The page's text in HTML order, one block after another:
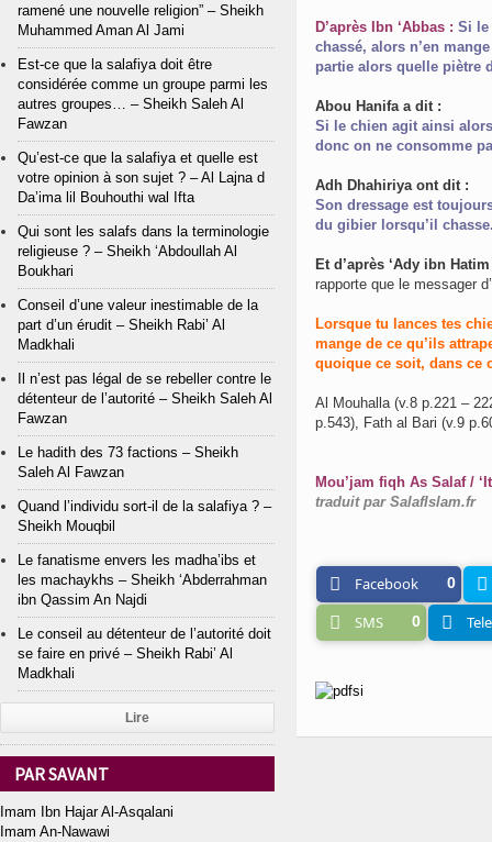
D’après Ibn ‘Abbas : Si le
chassé, alors n’en
partie alors quelle piètre
Abou Hanifa a dit :
Si le chien agit ainsi
donc on ne consomme
Adh Dhahiriya ont dit :
Son dressage est
du gibier lorsqu’il
Et d’après ‘Ady ibn Hatim
Lorsque tu lances tes
mange de ce qu’ils
quoique ce soit, dans ce
Al Mouhalla (v.8 p.221 –
p.543), Fath al Bari (v.9
Mou’jam fiqh As Salaf /
traduit par SalafIslam.fr
Facebook 0
SMS 0
ramené une nouvelle religion” – Sheikh
Muhammed Aman Al Jami
Est-ce que la salafiya doit être
considérée comme un groupe parmi les
autres groupes… – Sheikh Saleh Al
Fawzan
Qu’est-ce que la salafiya et quelle est
votre opinion à son sujet ? – Al Lajna d
Da’ima lil Bouhouthi wal Ifta
Qui sont les salafs dans la terminologie
religieuse ? – Sheikh ‘Abdoullah Al
Boukhari
Conseil d’une valeur inestimable de la
part d’un érudit – Sheikh Rabi’ Al
Madkhali
Il n’est pas légal de se rebeller contre le
détenteur de l’autorité – Sheikh Saleh Al
Fawzan
Le hadith des 73 factions – Sheikh
Saleh Al Fawzan
Quand l’individu sort-il de la salafiya ? –
Sheikh Mouqbil
Le fanatisme envers les madha’ibs et
les machaykhs – Sheikh ‘Abderrahman
ibn Qassim An Najdi
Le conseil au détenteur de l’autorité doit
se faire en privé – Sheikh Rabi’ Al
Madkhali
Lire
PAR SAVANT
Imam Ibn Hajar Al-Asqalani
Imam An-Nawawi